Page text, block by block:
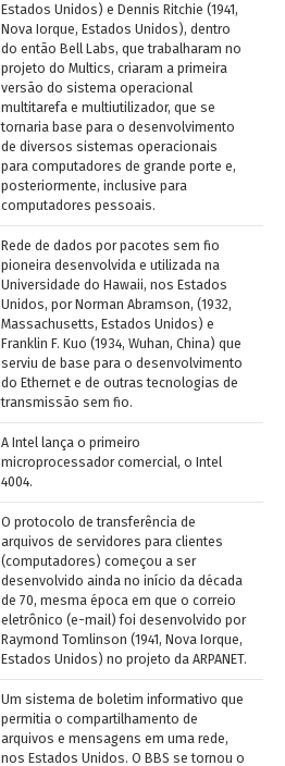
Estados Unidos) e Dennis Ritchie (1941,
Nova Iorque, Estados Unidos), dentro
do então Bell Labs, que trabalharam no
projeto do Multics, criaram a primeira
versão do sistema operacional
multitarefa e multiutilizador, que se
tornaria base para o desenvolvimento
de diversos sistemas operacionais
para computadores de grande porte e,
posteriormente, inclusive para
computadores pessoais.
Rede de dados por pacotes sem fio
pioneira desenvolvida e utilizada na
Universidade do Hawaii, nos Estados
Unidos, por Norman Abramson, (1932,
Massachusetts, Estados Unidos) e
Franklin F. Kuo (1934, Wuhan, China) que
serviu de base para o desenvolvimento
do Ethernet e de outras tecnologias de
transmissão sem fio.
A Intel lança o primeiro
microprocessador comercial, o Intel
4004.
O protocolo de transferência de
arquivos de servidores para clientes
(computadores) começou a ser
desenvolvido ainda no início da década
de 70, mesma época em que o correio
eletrônico (e-mail) foi desenvolvido por
Raymond Tomlinson (1941, Nova Iorque,
Estados Unidos) no projeto da ARPANET.
Um sistema de boletim informativo que
permitia o compartilhamento de
arquivos e mensagens em uma rede,
nos Estados Unidos. O BBS se tornou o